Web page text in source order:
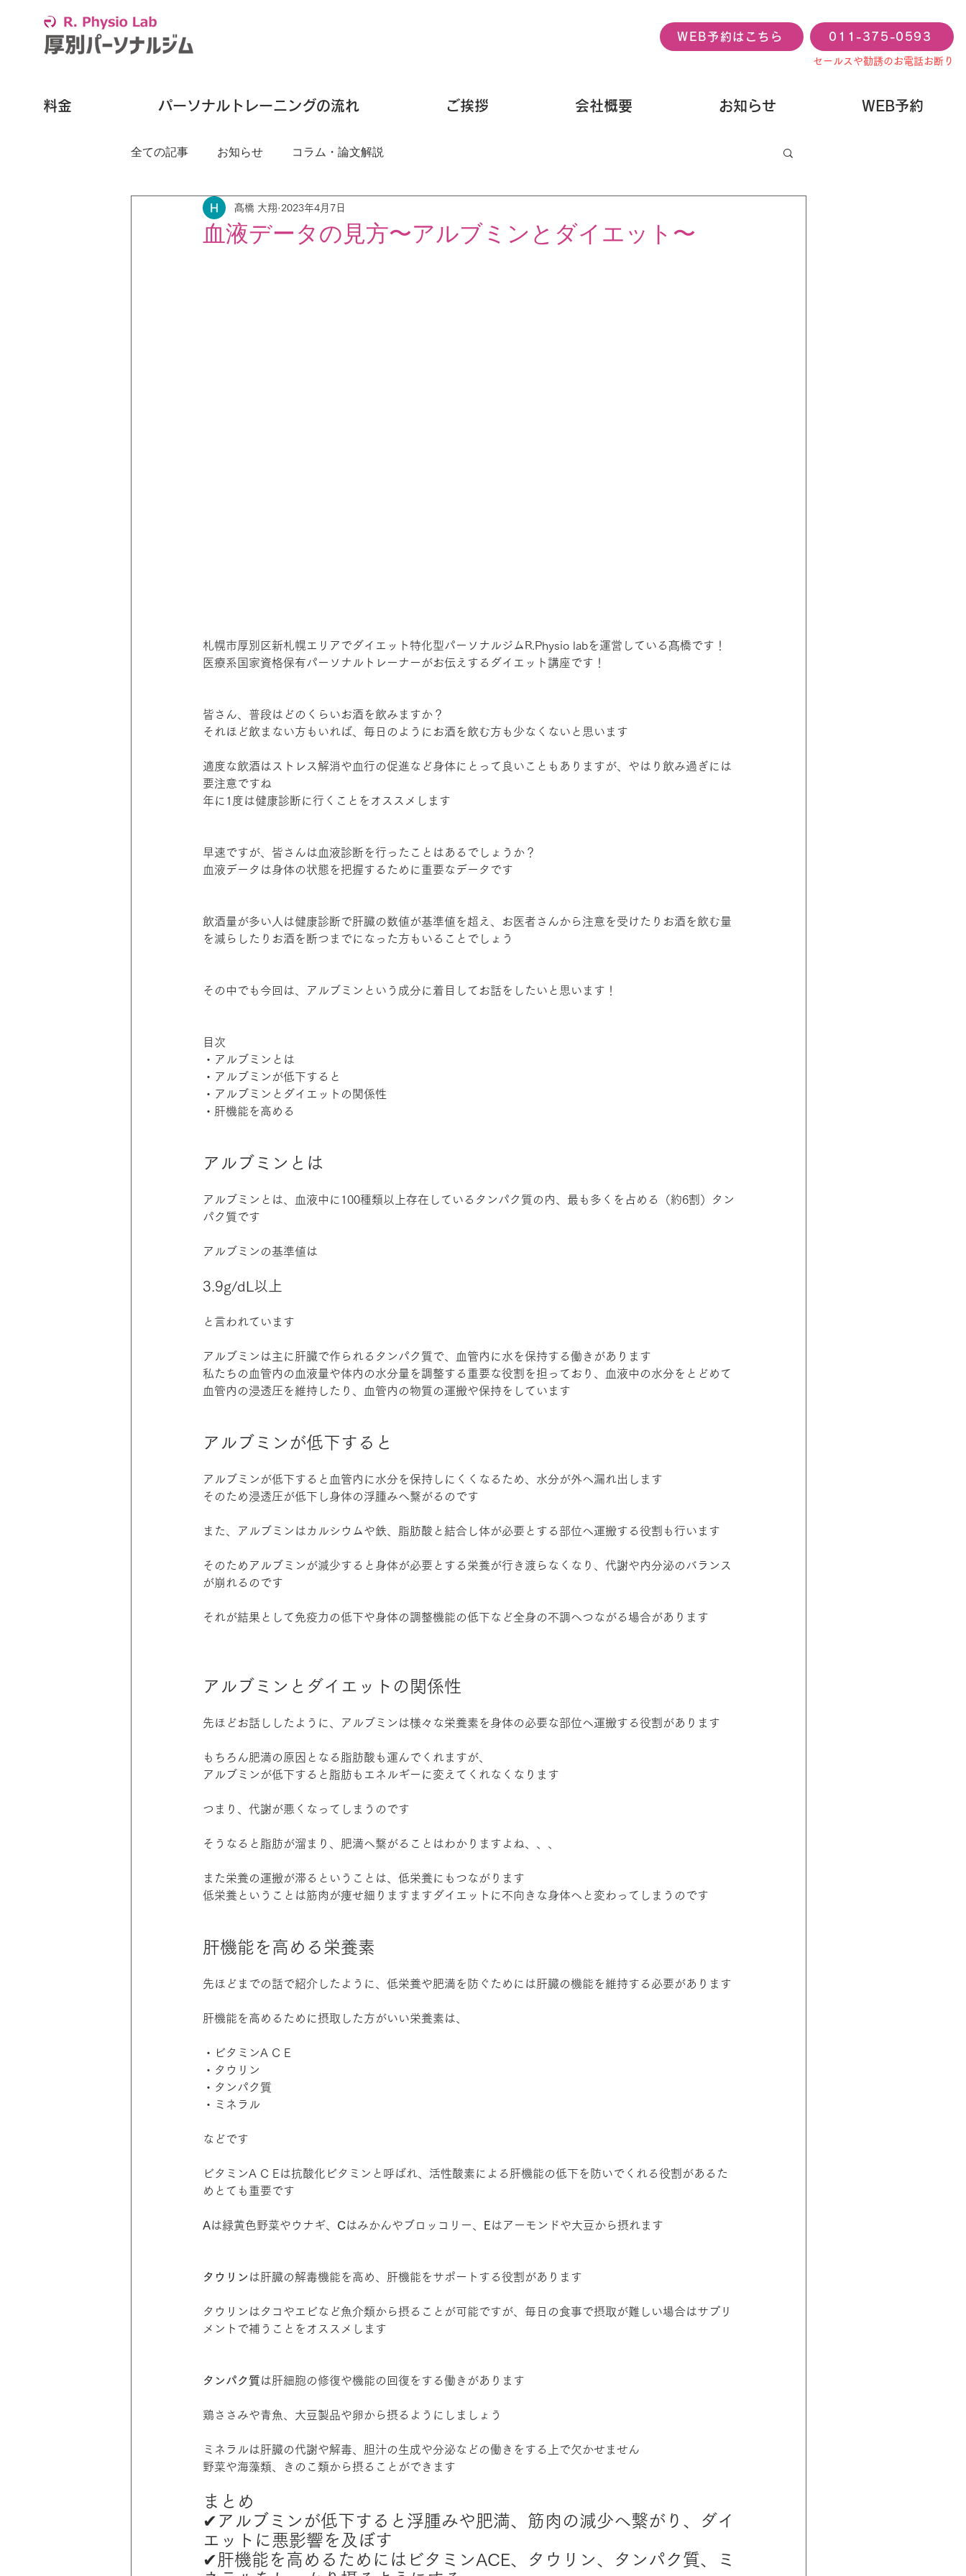
WEB予約はこちら 011-375-0593
セールスや勧誘のお電話お断り
料金 パーソナルトレーニングの流れ ご挨拶 会社概要 お知らせ WEB予約
全ての記事 お知らせ コラム・論文解説
血液データの見方〜アルブミンとダイエット〜
髙橋 大翔 2023年4月7日
札幌市厚別区新札幌エリアでダイエット特化型パーソナルジムR.Physio labを運営している髙橋です！
医療系国家資格保有パーソナルトレーナーがお伝えするダイエット講座です！
皆さん、普段はどのくらいお酒を飲みますか？
それほど飲まない方もいれば、毎日のようにお酒を飲む方も少なくないと思います
適度な飲酒はストレス解消や血行の促進など身体にとって良いこともありますが、やはり飲み過ぎには
要注意ですね
年に1度は健康診断に行くことをオススメします
早速ですが、皆さんは血液診断を行ったことはあるでしょうか？
血液データは身体の状態を把握するために重要なデータです
飲酒量が多い人は健康診断で肝臓の数値が基準値を超え、お医者さんから注意を受けたりお酒を飲む量
を減らしたりお酒を断つまでになった方もいることでしょう
その中でも今回は、アルブミンという成分に着目してお話をしたいと思います！
目次
・アルブミンとは
・アルブミンが低下すると
・アルブミンとダイエットの関係性
・肝機能を高める
アルブミンとは
アルブミンとは、血液中に100種類以上存在しているタンパク質の内、最も多くを占める（約6割）タン
パク質です
アルブミンの基準値は
3.9g/dL以上
と言われています
アルブミンは主に肝臓で作られるタンパク質で、血管内に水を保持する働きがあります
私たちの血管内の血液量や体内の水分量を調整する重要な役割を担っており、血液中の水分をとどめて
血管内の浸透圧を維持したり、血管内の物質の運搬や保持をしています
アルブミンが低下すると
アルブミンが低下すると血管内に水分を保持しにくくなるため、水分が外へ漏れ出します
そのため浸透圧が低下し身体の浮腫みへ繋がるのです
また、アルブミンはカルシウムや鉄、脂肪酸と結合し体が必要とする部位へ運搬する役割も行います
そのためアルブミンが減少すると身体が必要とする栄養が行き渡らなくなり、代謝や内分泌のバランス
が崩れるのです
それが結果として免疫力の低下や身体の調整機能の低下など全身の不調へつながる場合があります
アルブミンとダイエットの関係性
先ほどお話ししたように、アルブミンは様々な栄養素を身体の必要な部位へ運搬する役割があります
もちろん肥満の原因となる脂肪酸も運んでくれますが、
アルブミンが低下すると脂肪もエネルギーに変えてくれなくなります
つまり、代謝が悪くなってしまうのです
そうなると脂肪が溜まり、肥満へ繋がることはわかりますよね、、、
また栄養の運搬が滞るということは、低栄養にもつながります
低栄養ということは筋肉が痩せ細りますますダイエットに不向きな身体へと変わってしまうのです
肝機能を高める栄養素
先ほどまでの話で紹介したように、低栄養や肥満を防ぐためには肝臓の機能を維持する必要があります
肝機能を高めるために摂取した方がいい栄養素は、
・ビタミンA C E
・タウリン
・タンパク質
・ミネラル
などです
ビタミンA C Eは抗酸化ビタミンと呼ばれ、活性酸素による肝機能の低下を防いでくれる役割があるた
めとても重要です
Aは緑黄色野菜やウナギ、 Cはみかんやブロッコリー、 Eはアーモンドや大豆から摂れます
タウリン は肝臓の解毒機能を高め、肝機能をサポートする役割があります
タウリンはタコやエビなど魚介類から摂ることが可能ですが、毎日の食事で摂取が難しい場合はサプリ
メントで補うことをオススメします
タンパク質は肝細胞の修復や機能の回復をする働きがあります
鶏ささみや青魚、大豆製品や卵から摂るようにしましょう
ミネラルは肝臓の代謝や解毒、胆汁の生成や分泌などの働きをする上で欠かせません
野菜や海藻類、きのこ類から摂ることができます
まとめ
✔︎アルブミンが低下すると浮腫みや肥満、筋肉の減少へ繋がり、ダイ
エットに悪影響を及ぼす
✔︎肝機能を高めるためにはビタミンACE、タウリン、タンパク質、ミ